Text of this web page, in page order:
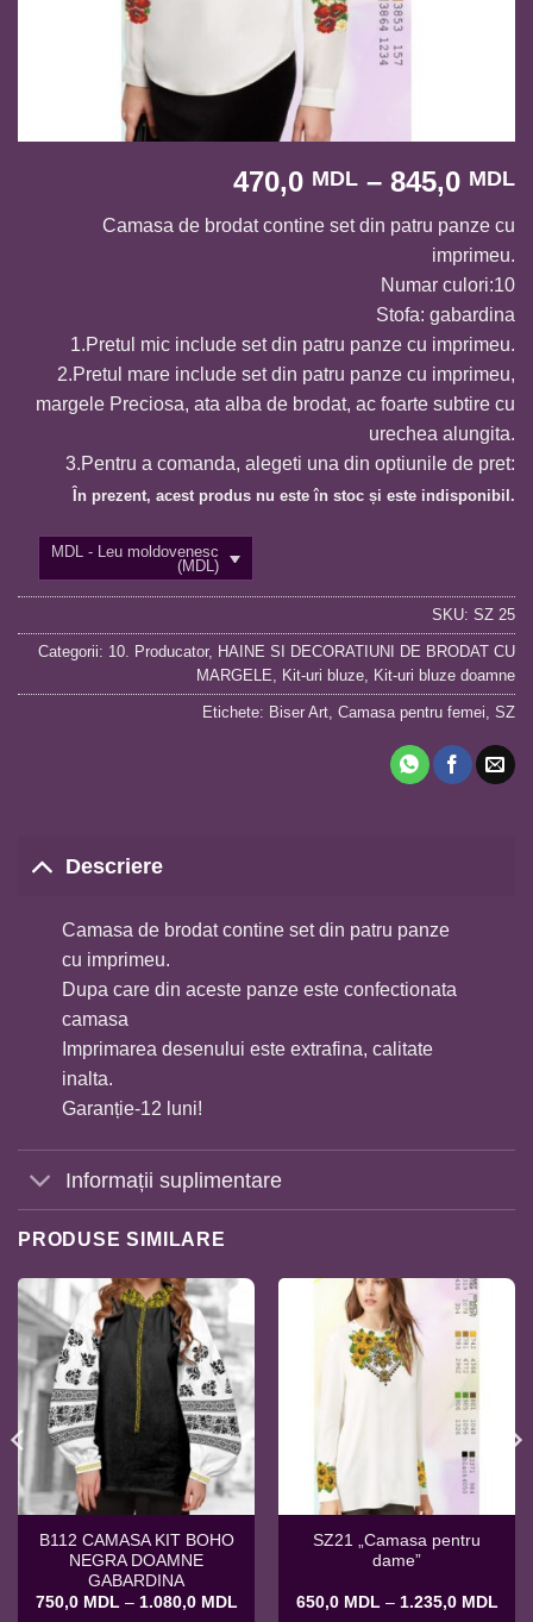
470,0 MDL – 845,0 MDL
Camasa de brodat contine set din patru panze cu
imprimeu.
Numar culori:10
Stofa: gabardina
1.Pretul mic include set din patru panze cu imprimeu.
2.Pretul mare include set din patru panze cu imprimeu,
margele Preciosa, ata alba de brodat, ac foarte subtire cu
urechea alungita.
3.Pentru a comanda, alegeti una din optiunile de pret:
În prezent, acest produs nu este în stoc și este indisponibil.
MDL - Leu moldovenesc
(MDL)
SKU: SZ 25
Categorii: 10. Producator, HAINE SI DECORATIUNI DE BRODAT CU
MARGELE
Kit-uri bluze Kit-uri bluze doamne
Etichete: Biser Art Camasa pentru femei SZ
Descriere
Camasa de brodat contine set din patru panze
cu imprimeu.
Dupa care din aceste panze este confectionata
camasa
Imprimarea desenului este extrafina, calitate
inalta.
Garanție-12 luni!
Informații suplimentare
PRODUSE SIMILARE
B112 CAMASA KIT BOHO
NEGRA DOAMNE
GABARDINA
750,0 MDL – 1.080,0 MDLInterval
SZ21 „Camasa pentru
dame”
650,0 MDL – 1.235,0 MDL